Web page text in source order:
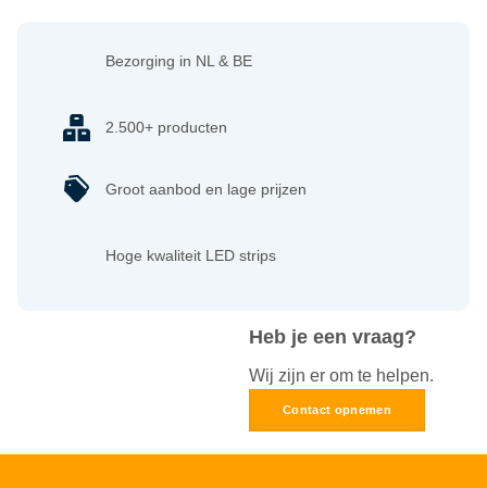
Heb je een vraag?
Wij zijn er om te helpen.
Contact opnemen
Bezorging in NL & BE
2.500+ producten
Groot aanbod en lage prijzen
Hoge kwaliteit LED strips